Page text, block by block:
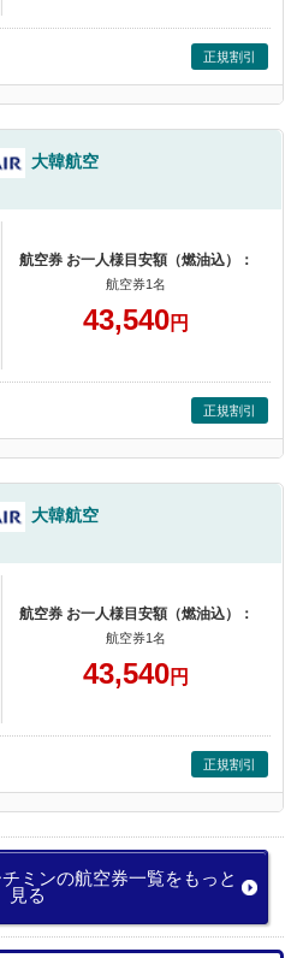
正規割引
大韓航空
航空券 お一人様目安額（燃油込）：
航空券1名
43,540円
正規割引
大韓航空
航空券 お一人様目安額（燃油込）：
航空券1名
43,540円
正規割引
ミンの航空券一覧をもっと
見る